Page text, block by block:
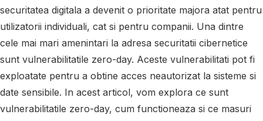
securitatea digitala a devenit o prioritate majora atat pentru
utilizatorii individuali, cat si pentru companii. Una dintre
cele mai mari amenintari la adresa securitatii cibernetice
sunt vulnerabilitatile zero-day. Aceste vulnerabilitati pot fi
exploatate pentru a obtine acces neautorizat la sisteme si
date sensibile. In acest articol, vom explora ce sunt
vulnerabilitatile zero-day, cum functioneaza si ce masuri